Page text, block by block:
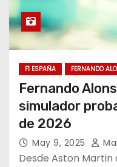
F1 ESPAÑA FERNANDO
Fernando
simulador
de 2026
May 9, 2025
Desde Aston